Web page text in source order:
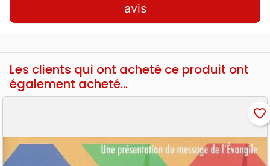
avis
Les clients qui ont acheté ce produit ont
également acheté...
favorite_border